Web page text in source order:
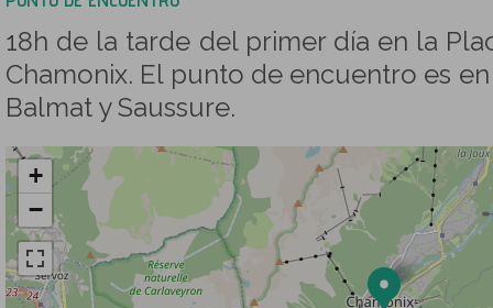
18h de la tarde del primer día en la
Chamonix. El punto de encuentro es
Balmat y Saussure.
+
−